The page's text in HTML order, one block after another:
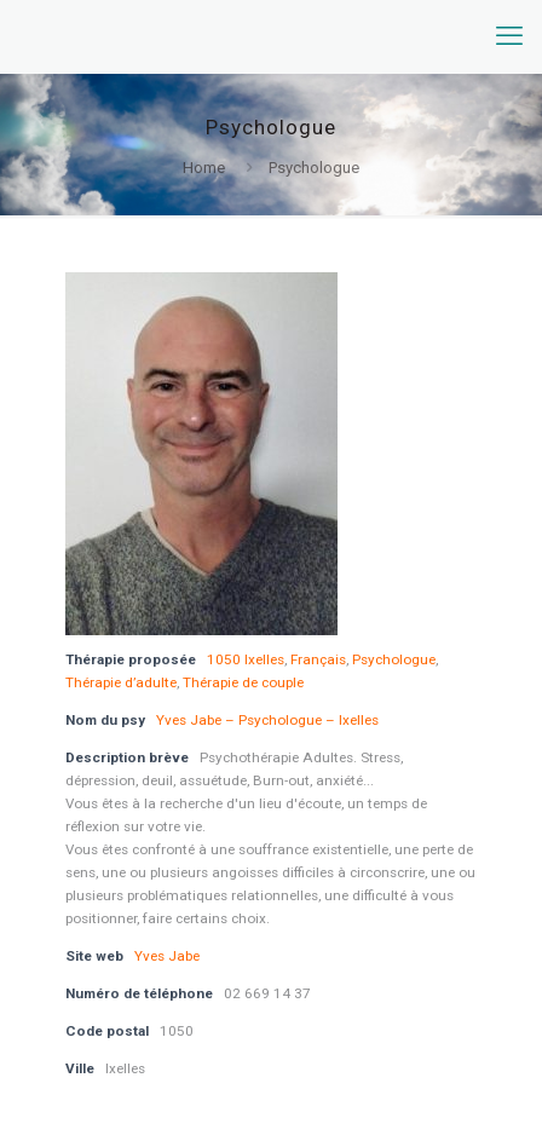
Psychologue
Home Psychologue
Nom du psy Yves Jabe – Psychologue – Ixelles
Thérapie proposée 1050 Ixelles, Français, Psychologue,
Thérapie d’adulte, Thérapie de couple
Description brève
Psychothérapie Adultes. Stress,
dépression, deuil, assuétude, Burn-out, anxiété...
Vous êtes à la recherche d'un lieu d'écoute, un temps de
réflexion sur votre vie.
Vous êtes confronté à une souffrance existentielle, une perte de
sens, une ou plusieurs angoisses difficiles à circonscrire, une ou
plusieurs problématiques relationnelles, une difficulté à vous
positionner, faire certains choix.
Site web Yves Jabe
Numéro de téléphone 02 669 14 37
Code postal 1050
Ville Ixelles